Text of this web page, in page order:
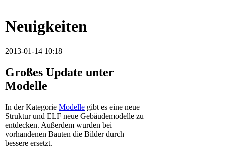
Neuigkeiten
2013-01-14 10:18
Großes Update unter
Modelle
In der Kategorie Modelle gibt es eine neue
Struktur und ELF neue Gebäudemodelle zu
entdecken. Außerdem wurden bei
vorhandenen Bauten die Bilder durch
bessere ersetzt.